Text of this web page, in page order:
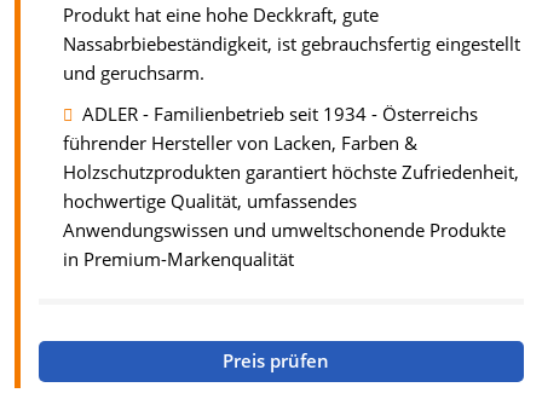
Produkt hat eine hohe Deckkraft, gute
Nassabrbiebeständigkeit, ist gebrauchsfertig eingestellt
und geruchsarm.
ADLER - Familienbetrieb seit 1934 - Österreichs
führender Hersteller von Lacken, Farben &
Holzschutzprodukten garantiert höchste Zufriedenheit,
hochwertige Qualität, umfassendes
Anwendungswissen und umweltschonende Produkte
in Premium-Markenqualität
Preis prüfen